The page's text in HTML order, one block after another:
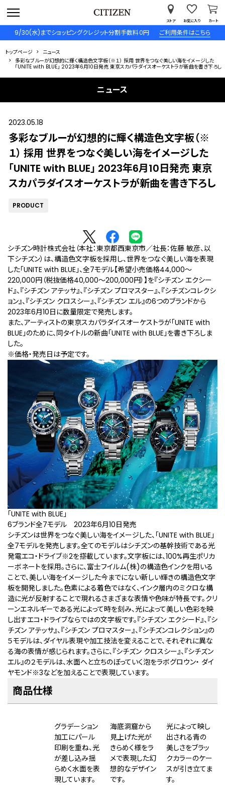
9/30(水)までショッピングクレジット分割手数料０円 ご利用条件はこちら
ストア お気に入り カート
トップページ
ニュース
多彩なブルーが幻想的に輝く構造色文字板（※１） 採用 世界をつなぐ美しい海をイメージした
「UNITE with BLUE」 2023年6月10日発売 東京スカパラダイスオーケストラが新曲を書き下ろし
ニュース
2023.05.18
多彩なブルーが幻想的に輝く構造色文字板（※
１） 採用 世界をつなぐ美しい海をイメージした
「UNITE with BLUE」 2023年6月10日発売 東京
スカパラダイスオーケストラが新曲を書き下ろし
PRODUCT
シチズン時計株式会社（本社：東京都西東京市／社長：佐藤 敏彦、以
下シチズン）は、構造色文字板を採用し、世界をつなぐ美しい海を表現
した「UNITE with BLUE」、全7モデル【希望小売価格44,000～
220,000円（税抜価格40,000～200,000円）】を『シチズン エクシー
ド』、『シチズン アテッサ』、『シチズン プロマスター』、『シチズンコレクシ
ョン』、『シチズン クロスシー』、『シチズン エル』の6つのブランドから
2023年6月10日に数量限定で発売します。
また、アーティストの東京スカパラダイスオーケストラが「UNITE with
BLUE」のために、同タイトルの新曲「UNITE with BLUE」を書き下ろしま
した。
※価格・発売日は予定です。
「UNITE with BLUE」
6ブランド全7モデル 2023年6月10日発売
シチズンは世界をつなぐ美しい海をイメージした、「UNITE with BLUE」
全7モデルを発売します。全てのモデルはシチズンの基幹技術である光
発電エコ・ドライブ※2を搭載しています。文字板には、100%再生ポリカ
ーボネートを採用。さらに、富士フイルム(株)の構造色インクを用いる
ことで、美しい海をイメージした今までにない新しい輝きの構造色文字
板を開発しました。色素による着色ではなく、インク層内のミクロな構
造に光が反射することで現れるさまざまな表情や色味が特長です。クリ
ーンエネルギーである光によって時を刻み、光によって美しい色彩を映
し出すエコ・ドライブならではの文字板です。『シチズン エクシード』、『シ
チズン アテッサ』、『シチズン プロマスター』、『シチズンコレクション』の
５モデルは、ダイヤル表現や加工技法を変えることで、それぞれに異な
る海の表情が感じられます。さらに、『シチズン クロスシー』、『シチズン
エル』の２モデルは、水面へと立ちのぼっていく泡をラボグロウン・ ダイ
ヤモンド※3などを加えることで表現しています。
商品仕様
グラデーション
加工にパール
印刷を重ね、光
が差し込み揺
らめく水面を表
現しています。
海底洞窟から
見上げた光が
きらめく様をラ
メで表現した幻
想的なデザイン
です。
光によって映し
出される青の
美しさをブラッ
クカラーのケー
スが引き立てま
す。